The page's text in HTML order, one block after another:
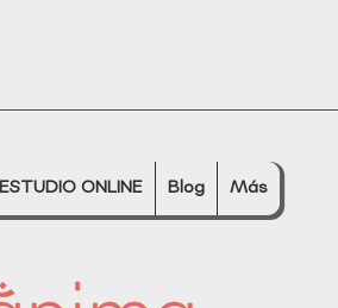
ESTUDIO ONLINE Blog Más